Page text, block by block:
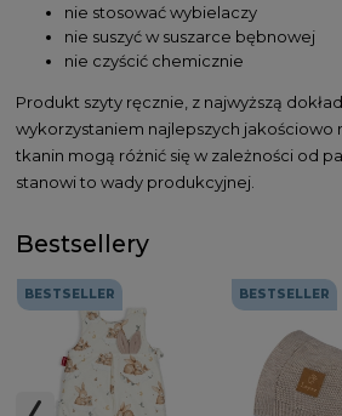
nie stosować wybielaczy
nie suszyć w suszarce bębnowej
nie czyścić chemicznie
Produkt szyty ręcznie, z najwyższą
wykorzystaniem najlepszych jakościowo
tkanin mogą różnić się w zależności od
stanowi to wady produkcyjnej.
Bestsellery
BESTSELLER BESTSELLER